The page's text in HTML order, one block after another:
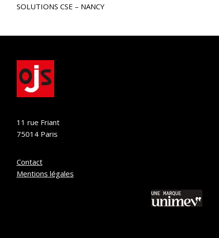
SOLUTIONS CSE – NANCY
11 rue Friant
75014 Paris
Contact
Mentions légales